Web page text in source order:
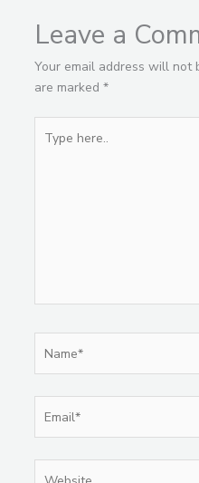
Leave a
Your email address will not
are marked *
here..